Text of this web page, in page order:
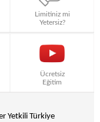
Limitiniz mi
Yetersiz?
Ücretsiz
Eğitim
Yetkili Türkiye